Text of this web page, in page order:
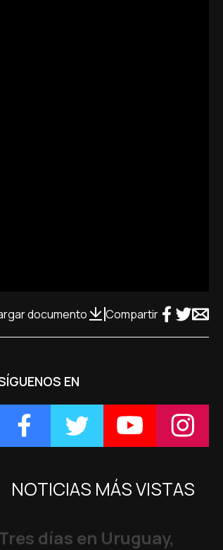
documento Compartir
EN
NOTICIAS MÁS VISTAS
días en Uruguay,